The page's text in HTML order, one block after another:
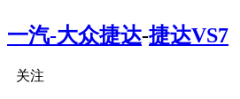
一汽-大众捷达-捷达VS7
关注